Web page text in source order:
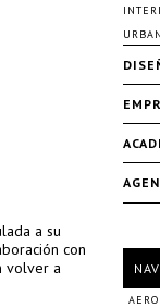
a su
con
volver a